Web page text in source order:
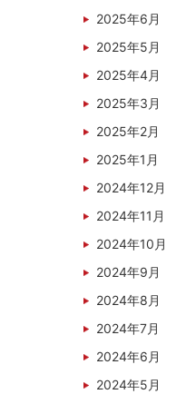
2025年6月
2025年5月
2025年4月
2025年3月
2025年2月
2025年1月
2024年12月
2024年11月
2024年10月
2024年9月
2024年8月
2024年7月
2024年6月
2024年5月